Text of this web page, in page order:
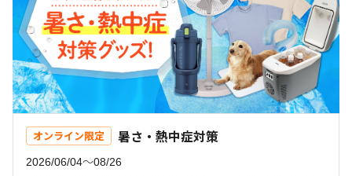
オンライン限定 暑さ・熱中症対策
2026/06/04〜08/26